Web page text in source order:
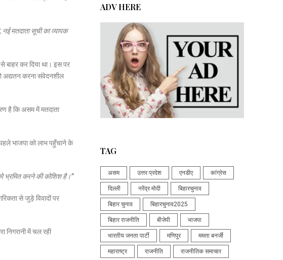
मतदाता सूची का व्यापक
बाहर कर दिया था। इस पर
अद्यतन करना संवेदनशील
है कि असम में मतदाता
भाजपा को लाभ पहुँचाने के
भ्रमित करने की कोशिश है।”
से जुड़े विवादों पर
निगरानी में चल रही
ADV HERE
TAG
असम उत्तर प्रदेश एनडीए कांग्रेस
दिल्ली नरेंद्र मोदी बिहारचुनाव
बिहार चुनाव बिहारचुनाव2025
बिहार राजनीति बीजेपी भाजपा
भारतीय जनता पार्टी मणिपुर ममता बनर्जी
महाराष्ट्र राजनीति राजनीतिक समाचार